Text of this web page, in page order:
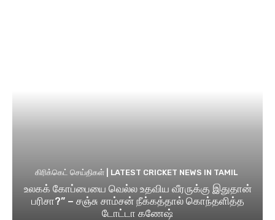
கிரிக்கெட் செய்திகள் | LATEST CRICKET NEWS IN TAMIL
உலகக் கோப்பையை வெல்ல உதவிய வீரருக்கு இதுதான்
பரிசா?” – சஞ்சு சாம்சன் நீக்கத்தால் கொந்தளித்த
டோட்டா கணேஷ்